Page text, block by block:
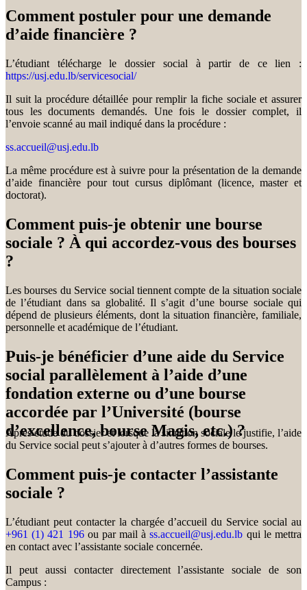
Comment postuler pour une demande
d’aide financière ?
L’étudiant télécharge le dossier social à partir de ce lien :
https://usj.edu.lb/servicesocial/
Il suit la procédure détaillée pour remplir la fiche sociale et assurer
tous les documents demandés. Une fois le dossier complet, il
l’envoie scanné au mail indiqué dans la procédure :
ss.accueil@usj.edu.lb
La même procédure est à suivre pour la présentation de la demande
d’aide financière pour tout cursus diplômant (licence, master et
doctorat).
Comment puis-je obtenir une bourse
sociale ? À qui accordez-vous des bourses
?
Les bourses du Service social tiennent compte de la situation sociale
de l’étudiant dans sa globalité. Il s’agit d’une bourse sociale qui
dépend de plusieurs éléments, dont la situation financière, familiale,
personnelle et académique de l’étudiant.
Puis-je bénéficier d’une aide du Service
social parallèlement à l’aide d’une
fondation externe ou d’une bourse
accordée par l’Université (bourse
d’excellence, bourse Magis, etc.) ?
Après étude du dossier et lorsque la situation sociale le justifie, l’aide
du Service social peut s’ajouter à d’autres formes de bourses.
Comment puis-je contacter l’assistante
sociale ?
L’étudiant peut contacter la chargée d’accueil du Service social au
+961 (1) 421 196ou par mail àss.accueil@usj.edu.lb qui le mettra
en contact avec l’assistante sociale concernée.
Il peut aussi contacter directement l’assistante sociale de son
Campus :